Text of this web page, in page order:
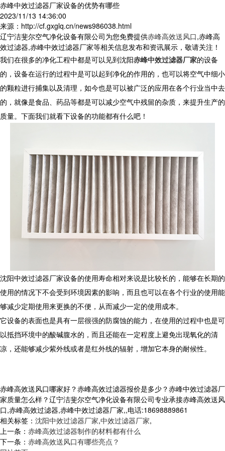
赤峰中效过滤器厂家设备的优势有哪些
2023/11/13 14:36:00
来源：http://cf.gxglq.cn/news986038.html
辽宁洁斐尔空气净化设备有限公司为您免费提供赤峰高效送风口,赤峰高
效过滤器,赤峰中效过滤器厂家等相关信息发布和资讯展示，敬请关注！
我们在很多的净化工程中都是可以见到沈阳赤峰中效过滤器厂家的设备
的，设备在运行的过程中是可以起到净化的作用的，也可以将空气中细小
的颗粒进行捕集以及清理，如今也是可以被广泛的应用在各个行业当中去
的，就像是食品、药品等都是可以减少空气中残留的杂质，来提升生产的
质量。下面我们就看下设备的功能都有什么吧！
沈阳中效过滤器厂家设备的使用寿命相对来说是比较长的，能够在长期的
使用的情况下不会受到环境因素的影响，而且也可以在各个行业的使用能
够减少定期使用来更换的不便，从而减少一定的使用成本。
它设备的表面也是具有一层很强的防腐蚀的能力，在使用的过程中也是可
以抵挡环境中的酸碱腹水的，而且还能在一定程度上避免出现氧化的清
凉，还能够减少紫外线或者是红外线的辐射，增加它本身的耐候性。
赤峰高效送风口哪家好？赤峰高效过滤器报价是多少？赤峰中效过滤器厂
家质量怎么样？辽宁洁斐尔空气净化设备有限公司专业承接赤峰高效送风
口,赤峰高效过滤器,赤峰中效过滤器厂家,,电话:18698889861
相关标签： 沈阳中效过滤器厂家,中效过滤器厂家,
上一条： 赤峰高效过滤器制作的材料都有什么
下一条： 赤峰高效送风口有哪些亮点？